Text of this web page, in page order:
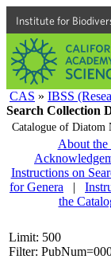
Institute for
CAS » IBSS
Search Collection
Catalogue of Diatom
About the
Instructions on
for Genera
|
the
Limit: 500
Filter: